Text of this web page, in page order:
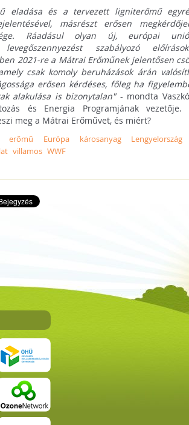
eladása és a tervezett ligniterőmű
másrészt erősen
Ráadásul olyan új, európai
szabályozó
2021-re a Mátrai Erőműnek jelentősen
csak komoly beruházások árán
erősen kérdéses, főleg ha
alakulása is bizonytalan"- mondta
és Energia Programjának vezetője.
meg a Mátrai Erőművet, és miért?
erőmű Európa károsanyag Lengyelország
villamos WWF